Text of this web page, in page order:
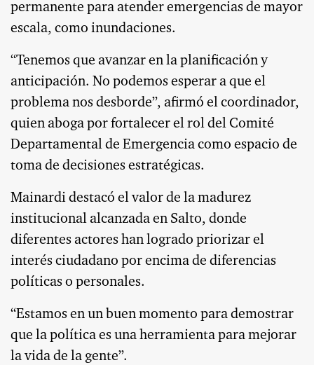
permanente para atender emergencias de mayor
escala, como inundaciones.
“Tenemos que avanzar en la planificación y
anticipación. No podemos esperar a que el
problema nos desborde”, afirmó el coordinador,
quien aboga por fortalecer el rol del Comité
Departamental de Emergencia como espacio de
toma de decisiones estratégicas.
Mainardi destacó el valor de la madurez
institucional alcanzada en Salto, donde
diferentes actores han logrado priorizar el
interés ciudadano por encima de diferencias
políticas o personales.
“Estamos en un buen momento para demostrar
que la política es una herramienta para mejorar
la vida de la gente”.